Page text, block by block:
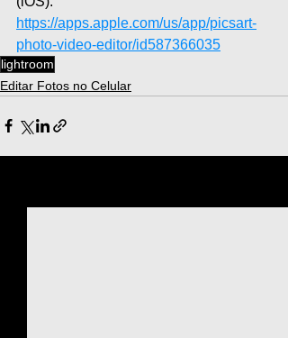
https://apps.apple.com/us/app/picsart-
photo-video-editor/id587366035
lightroom
Editar Fotos no Celular